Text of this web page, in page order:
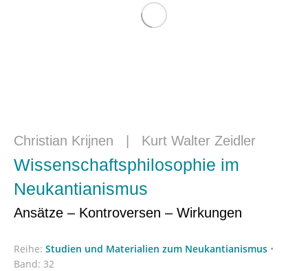
Christian Krijnen Kurt Walter Zeidler
Wissenschaftsphilosophie im
Neukantianismus
Ansätze – Kontroversen – Wirkungen
Reihe: Studien und Materialien zum Neukantianismus •
Band: 32